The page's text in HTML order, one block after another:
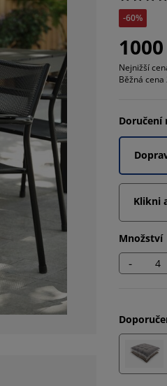
-60%
Nejnižší
Běžná cena
Doručení
Klikni
Množství
-
100%